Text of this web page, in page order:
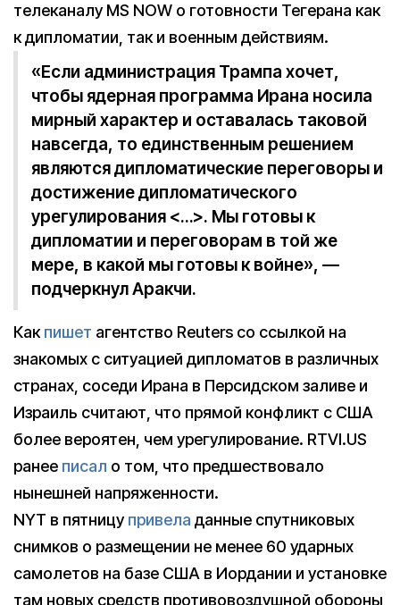
телеканалу MS NOW о готовности Тегерана как
к дипломатии, так и военным действиям.
«Если администрация Трампа хочет,
чтобы ядерная программа Ирана носила
мирный характер и оставалась таковой
навсегда, то единственным решением
являются дипломатические переговоры и
достижение дипломатического
урегулирования <…>. Мы готовы к
дипломатии и переговорам в той же
мере, в какой мы готовы к войне», —
подчеркнул Аракчи.
Какпишет агентство Reuters со ссылкой на
знакомых с ситуацией дипломатов в различных
странах, соседи Ирана в Персидском заливе и
Израиль считают, что прямой конфликт с США
более вероятен, чем урегулирование. RTVI.US
ранее писал о том, что предшествовало
нынешней напряженности.
NYT в пятницупривела данные спутниковых
снимков о размещении не менее 60 ударных
самолетов на базе США в Иордании и установке
там новых средств противовоздушной обороны